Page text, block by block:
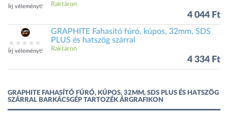
Írj véleményt! Raktáron
4 044 Ft
Írj véleményt!
GRAPHITE Fahasító fúró, kúpos, 32mm, SDS
PLUS és hatszög szárral
Raktáron
4 334 Ft
GRAPHITE FAHASÍTÓ FÚRÓ, KÚPOS, 32MM, SDS PLUS ÉS HATSZÖG
SZÁRRAL BARKÁCSGÉP TARTOZÉK ÁRGRAFIKON